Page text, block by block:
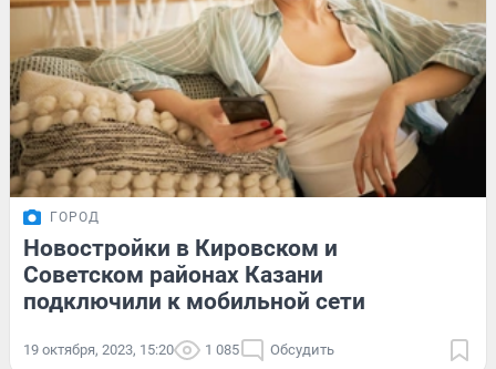
ГОРОД
Новостройки в Кировском и
Советском районах Казани
подключили к мобильной сети
19 октября, 2023, 15:20 1 085 Обсудить